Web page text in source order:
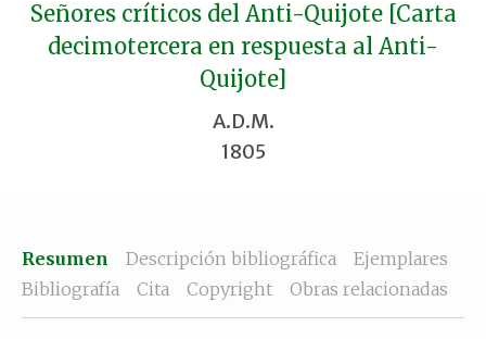
Señores críticos del Anti-Quijote [Carta
decimotercera en respuesta al Anti-
Quijote]
A.D.M.
1805
Resumen Descripción bibliográfica
Ejemplares
Bibliografía
Cita Copyright Obras relacionadas